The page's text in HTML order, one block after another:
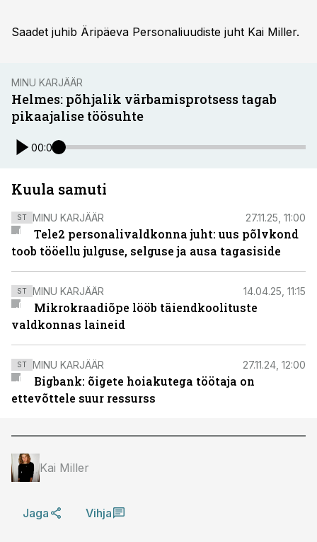
Saadet juhib Äripäeva Personaliuudiste juht Kai Miller.
MINU KARJÄÄR
Helmes: põhjalik värbamisprotsess tagab
pikaajalise töösuhte
00:00
Kuula samuti
ST MINU KARJÄÄR 27.11.25, 11:00
Tele2 personalivaldkonna juht: uus põlvkond
toob tööellu julguse, selguse ja ausa tagasiside
ST MINU KARJÄÄR 14.04.25, 11:15
Mikrokraadiõpe lööb täiendkoolituste
valdkonnas laineid
ST MINU KARJÄÄR 27.11.24, 12:00
Bigbank: õigete hoiakutega töötaja on
ettevõttele suur ressurss
Kai Miller
Jaga Vihja